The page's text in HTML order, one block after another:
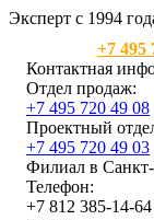
Эксперт с 1994
+7 495
Контактная
Отдел продаж:
+7 495 720 49 08
Проектный
+7 495 720 49 03
Филиал в Санкт-
Телефон:
+7 812 385-14-64